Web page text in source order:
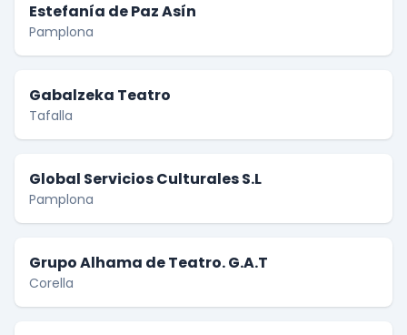
Estefanía de Paz Asín
Pamplona
Gabalzeka Teatro
Tafalla
Global Servicios Culturales S.L
Pamplona
Grupo Alhama de Teatro. G.A.T
Corella